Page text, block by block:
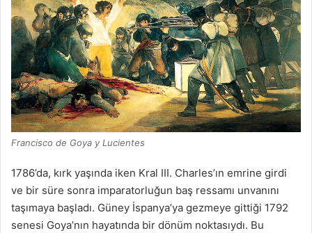
Francisco de Goya y Lucientes
1786’da, kırk yaşında iken Kral III. Charles’ın emrine girdi
ve bir süre sonra imparatorluğun baş ressamı unvanını
taşımaya başladı. Güney İspanya’ya gezmeye gittiği 1792
senesi Goya’nın hayatında bir dönüm noktasıydı. Bu